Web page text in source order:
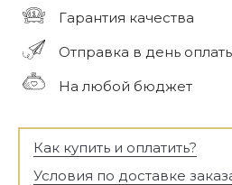
Гарантия качества
Отправка в день
На любой бюджет
Как купить и оплатить?
Условия по доставке